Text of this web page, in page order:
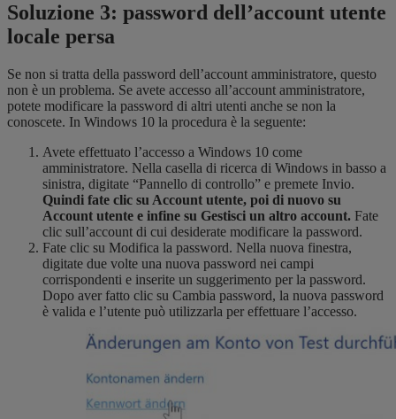
Soluzione 3: password dell’account utente
locale persa
Se non si tratta della password dell’account amministratore, questo
non è un problema. Se avete accesso all’account amministratore,
potete modificare la password di altri utenti anche se non la
conoscete. In Windows 10 la procedura è la seguente:
Avete effettuato l’accesso a Windows 10 come
amministratore. Nella casella di ricerca di Windows in basso a
sinistra, digitate “Pannello di controllo” e premete Invio.
Quindi fate clic su Account utente, poi di nuovo su
Account utente e infine su Gestisci un altro account. Fate
clic sull’account di cui desiderate modificare la password.
Fate clic su Modifica la password. Nella nuova finestra,
digitate due volte una nuova password nei campi
corrispondenti e inserite un suggerimento per la password.
Dopo aver fatto clic su Cambia password, la nuova password
è valida e l’utente può utilizzarla per effettuare l’accesso.